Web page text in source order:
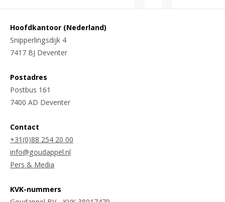
Hoofdkantoor (Nederland)
Snipperlingsdijk 4
7417 BJ Deventer
Postadres
Postbus 161
7400 AD Deventer
Contact
+31(0)88 254 20 00
info@goudappel.nl
Pers & Media
KVK-nummers